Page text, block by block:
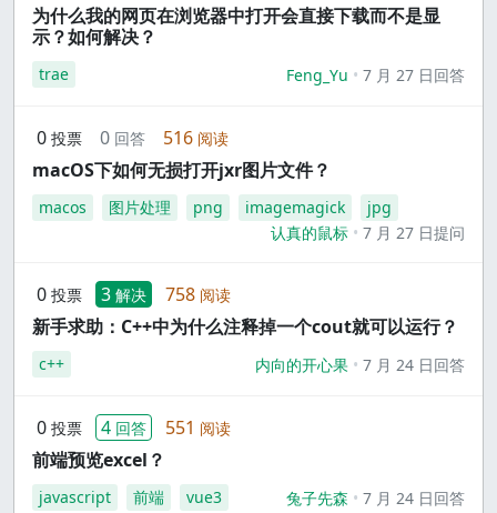
为什么我的网页在浏览器中打开会直接下载而不是显
示？如何解决？
trae Feng_Yu 7 月 27 日回答
0 投票 0 回答 516 阅读
macOS下如何无损打开jxr图片文件？
macos 图片处理 png imagemagick
jpg
认真的鼠标
7 月 27 日提问
0 投票 3 解决 758 阅读
新手求助：C++中为什么注释掉一个cout就可以运行？
c++ 内向的开心果 7 月 24 日回答
0 投票 4 回答 551 阅读
前端预览excel？
javascript 前端 vue3 兔子先森 7 月 24 日回答